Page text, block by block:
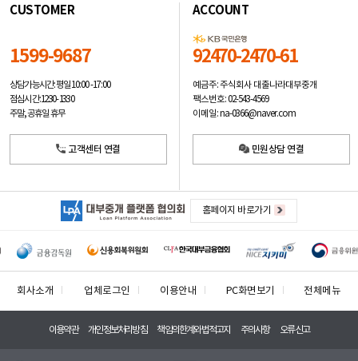
CUSTOMER
1599-9687
상담가능시간: 평일10:00 -17:00
점심시간: 12:30 - 13:30
주말, 공휴일 휴무
고객센터 연결
ACCOUNT
92470-2470-61
예금주: 주식회사 대출나라대부중개
팩스번호: 02-543-4569
이메일: na-0366@naver.com
민원상담 연결
홈페이지 바로가기
회사소개 업체로그인 이용안내 PC화면보기 전체메뉴
이용약관 개인정보처리방침 책임의한계와법적고지 주의사항 오류신고